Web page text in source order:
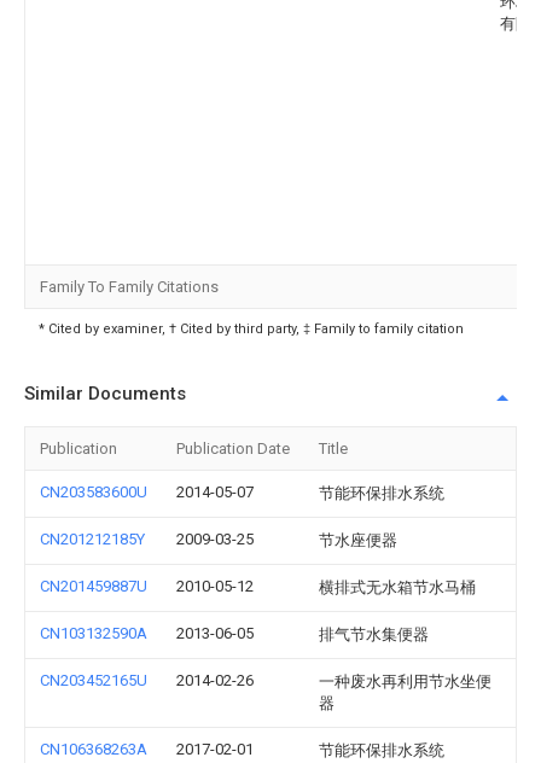
有限
Family To Family Citations
* Cited by examiner, † Cited by third party, ‡ Family to family citation
Similar Documents
Publication Publication Date Title
CN203583600U 2014-05-07 节能环保排水系统
CN201212185Y 2009-03-25 节水座便器
CN201459887U 2010-05-12 横排式无水箱节水马桶
CN103132590A 2013-06-05 排气节水集便器
CN203452165U 2014-02-26
一种废水再利用节水坐便
器
CN106368263A 2017-02-01 节能环保排水系统